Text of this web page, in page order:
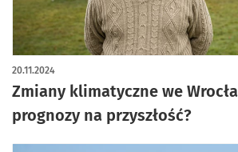
Zmiany klimatyczne we
prognozy na przyszłość?
20.11.2024